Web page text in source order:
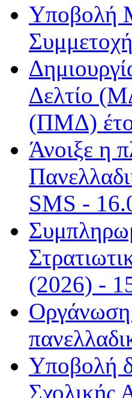
Υποβολή
Δελτίο
(ΠΜΔ)
Άνοιξε η
SMS -
(2026) -
Οργάνωση
Υποβολή
Σχολικής